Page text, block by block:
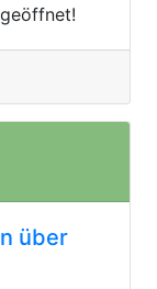
über